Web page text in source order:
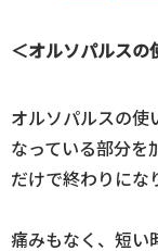
＜オルソパルスの
オルソパルスの使
なっている部分を
だけで終わりにな
痛みもなく、短い